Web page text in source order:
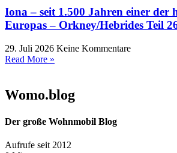
Iona – seit 1.500 Jahren einer der
Europas – Orkney/Hebrides Teil
29. Juli 2026 Keine Kommentare
Read More »
Womo.blog
Der große Wohnmobil Blog​
Aufrufe seit 2012